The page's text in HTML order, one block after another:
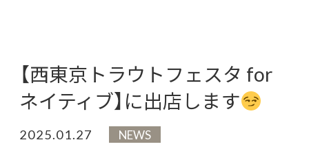
【西東京トラウトフェスタ for
ネイティブ】に出店します
2025.01.27 NEWS